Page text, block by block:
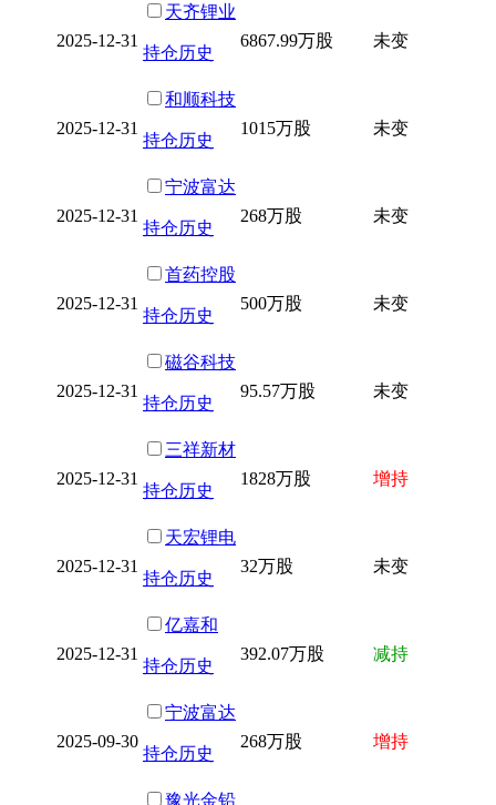
2025-12-31
天齐锂业
持仓历史
6867.99万股 未变
2025-12-31
和顺科技
持仓历史
1015万股 未变
2025-12-31
宁波富达
持仓历史
268万股 未变
2025-12-31
首药控股
持仓历史
500万股 未变
2025-12-31
磁谷科技
持仓历史
95.57万股 未变
2025-12-31
三祥新材
持仓历史
1828万股 增持
2025-12-31
天宏锂电
持仓历史
32万股 未变
2025-12-31
亿嘉和
持仓历史
392.07万股 减持
2025-09-30
宁波富达
持仓历史
268万股 增持
豫光金铅